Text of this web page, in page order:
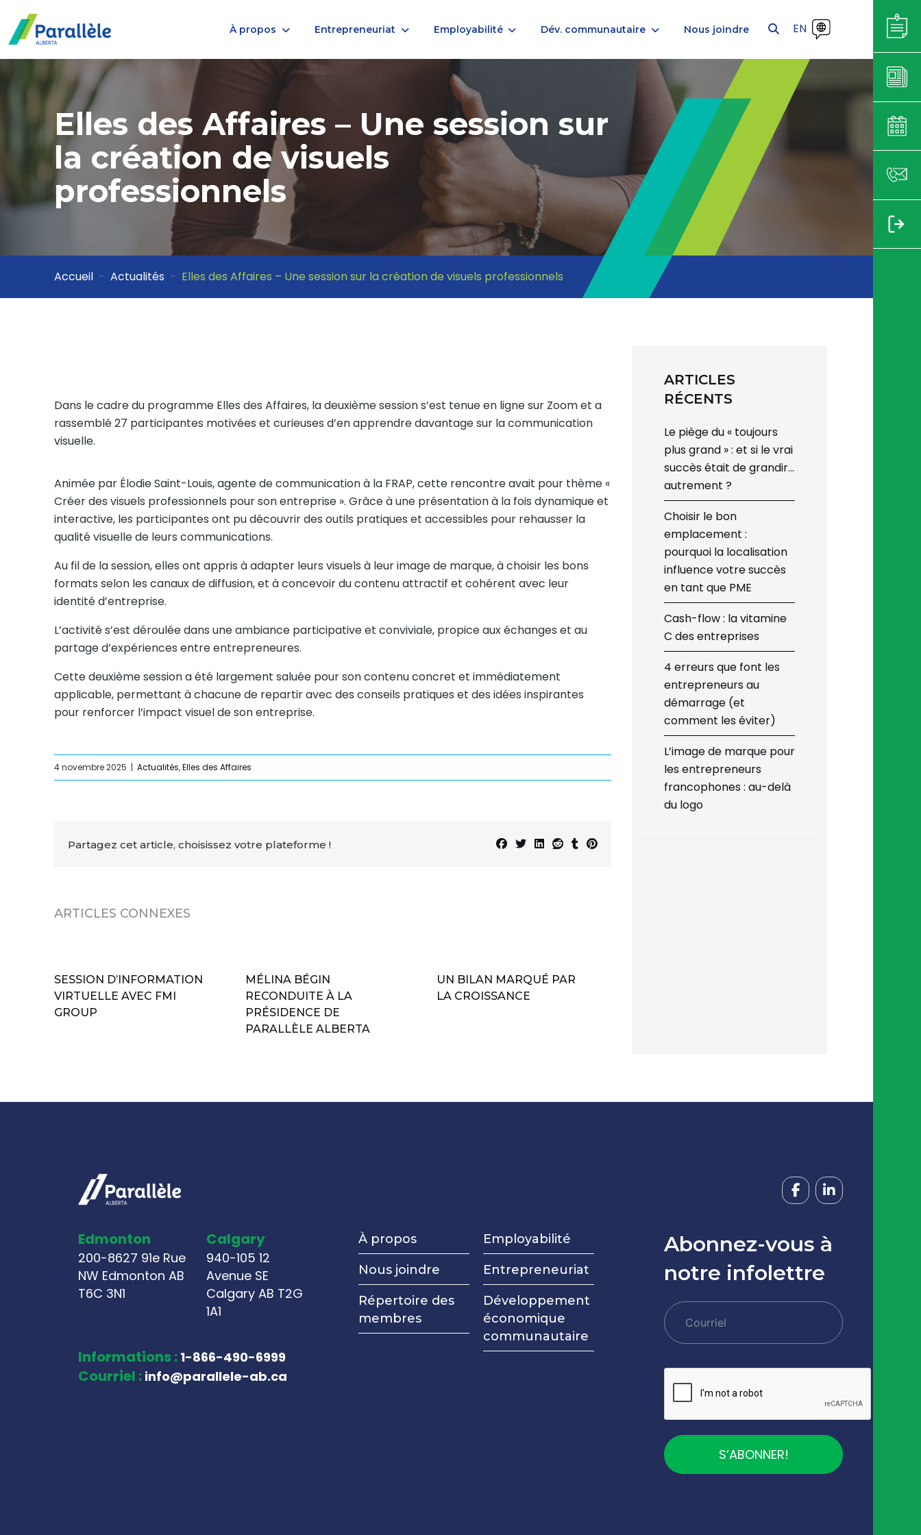
À propos Entrepreneuriat Employabilité Dév. communautaire Nous joindre EN
Elles des Affaires – Une session sur
la création de visuels
professionnels
Accueil Actualités Elles des Affaires – Une session sur la création de visuels professionnels
Dans le cadre du programme Elles des Affaires, la deuxième session s’est tenue en ligne sur Zoom et a
rassemblé 27 participantes motivées et curieuses d’en apprendre davantage sur la communication
visuelle.
Animée par Élodie Saint-Louis, agente de communication à la FRAP, cette rencontre avait pour thème «
Créer des visuels professionnels pour son entreprise ». Grâce à une présentation à la fois dynamique et
interactive, les participantes ont pu découvrir des outils pratiques et accessibles pour rehausser la
qualité visuelle de leurs communications.
Au fil de la session, elles ont appris à adapter leurs visuels à leur image de marque, à choisir les bons
formats selon les canaux de diffusion, et à concevoir du contenu attractif et cohérent avec leur
identité d’entreprise.
L’activité s’est déroulée dans une ambiance participative et conviviale, propice aux échanges et au
partage d’expériences entre entrepreneures.
Cette deuxième session a été largement saluée pour son contenu concret et immédiatement
applicable, permettant à chacune de repartir avec des conseils pratiques et des idées inspirantes
pour renforcer l’impact visuel de son entreprise.
4 novembre 2025 | Actualités,Elles des Affaires
Partagez cet article, choisissez votre plateforme !
ARTICLES CONNEXES
SESSION D’INFORMATION
VIRTUELLE AVEC FMI
GROUP
MÉLINA BÉGIN
RECONDUITE À LA
PRÉSIDENCE DE
PARALLÈLE ALBERTA
UN BILAN MARQUÉ PAR
LA CROISSANCE
ARTICLES
RÉCENTS
Le piège du « toujours
plus grand » : et si le vrai
succès était de grandir…
autrement ?
Choisir le bon
emplacement :
pourquoi la localisation
influence votre succès
en tant que PME
Cash-flow : la vitamine
C des entreprises
4 erreurs que font les
entrepreneurs au
démarrage (et
comment les éviter)
L’image de marque pour
les entrepreneurs
francophones : au-delà
du logo
Edmonton
200-8627 91e Rue
NW Edmonton AB
T6C 3N1
Calgary
940-105 12
Avenue SE
Calgary AB T2G
1A1
Informations : 1-866-490-6999
Courriel : info@parallele-ab.ca
À propos Employabilité
Nous joindre Entrepreneuriat
Répertoire des
membres
Développement
économique
communautaire
Abonnez-vous à
notre infolettre
S’ABONNER!